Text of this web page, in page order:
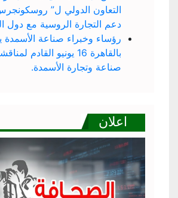
التعاون الدولي ل”
دعم التجارة الروسية مع دول
رؤساء وخبراء صناعة الأسمدة
بالقاهرة 16 يونيو القادم
صناعة وتجارة الأسمدة.
اعلان